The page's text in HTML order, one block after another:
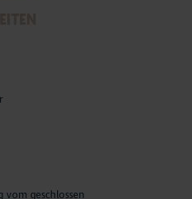
geschlossen